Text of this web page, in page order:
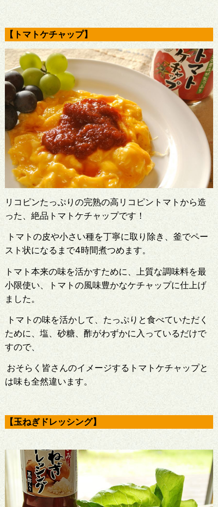
【トマトケチャップ】
リコピンたっぷりの完熟の高リコピントマトから造
った、絶品トマトケチャップです！
トマトの皮や小さい種を丁寧に取り除き、釜でペー
スト状になるまで4時間煮つめます。
トマト本来の味を活かすために、上質な調味料を最
小限使い、トマトの風味豊かなケチャップに仕上げ
ました。
トマトの味を活かして、たっぷりと食べていただく
ために、塩、砂糖、酢がわずかに入っているだけで
すので、
おそらく皆さんのイメージするトマトケチャップと
は味も全然違います。
【玉ねぎドレッシング】